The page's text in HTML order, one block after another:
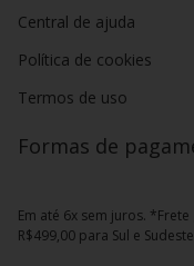
Central de ajuda
Política de cookies
Termos de uso
Formas de
Em até 6x sem juros.
R$499,00 para Sul e Sudeste